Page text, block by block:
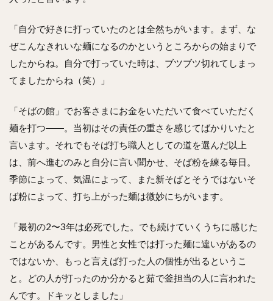
「自分で好きに打っていたのとは全然ちがいます。まず、な
ぜこんなきれいな麺になるのかというところからの始まりで
したからね。自分で打っていた時は、ブツブツ切れてしまっ
てましたからね（笑）」
「そばの館」でお客さまにお金をいただいて食べていただく
麺を打つ――。当初はその責任の重さを感じてばかりいたと
言います。それでもそば打ち職人としての道を選んだ以上
は、前へ進むのみと自分に言い聞かせ、そば粉を練る毎日。
季節によって、気温によって、また新そばとそうではないそ
ば粉によって、打ち上がった麺は微妙にちがいます。
「最初の2〜3年は必死でした。でも続けていくうちに感じた
ことがあるんです。男性と女性では打った麺に違いがあるの
ではないか、もっと言えば打った人の個性が出るというこ
と。どの人が打ったのか分かると茹で釜担当の人に言われた
んです。ドキッとしました」